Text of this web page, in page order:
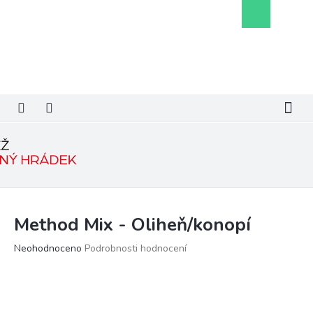
košík
Method Mix - Oliheň/konopí
Průměrné
Neohodnoceno Podrobnosti hodnocení